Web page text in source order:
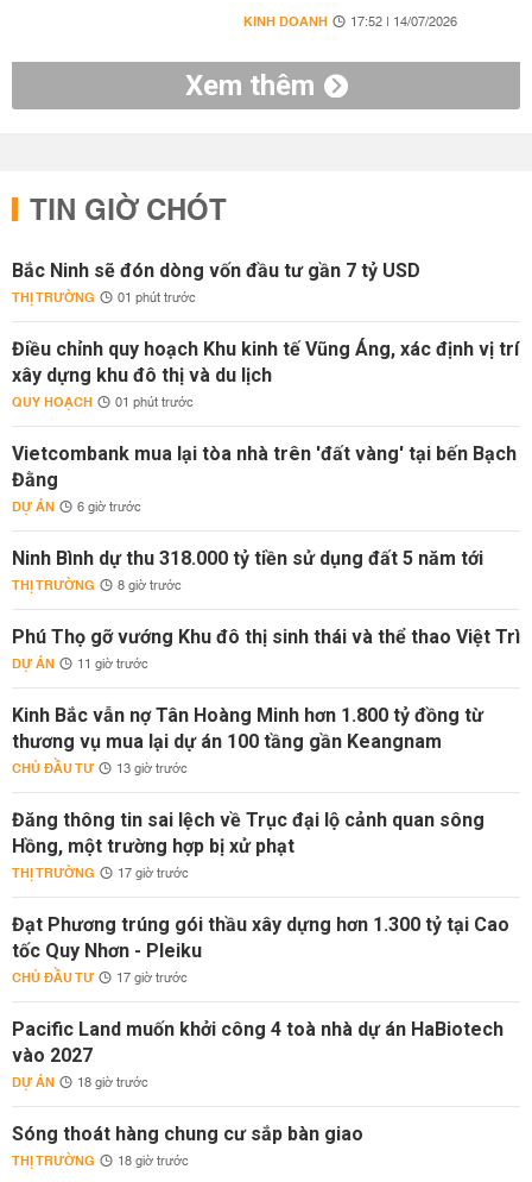
KINH DOANH 17:52 | 14/07/2026
Xem thêm
TIN GIỜ CHÓT
Bắc Ninh sẽ đón dòng vốn đầu tư gần 7 tỷ USD
THỊ TRƯỜNG 01 phút trước
Điều chỉnh quy hoạch Khu kinh tế Vũng Áng, xác định vị trí
xây dựng khu đô thị và du lịch
QUY HOẠCH 01 phút trước
Vietcombank mua lại tòa nhà trên 'đất vàng' tại bến Bạch
Đằng
DỰ ÁN 6 giờ trước
Ninh Bình dự thu 318.000 tỷ tiền sử dụng đất 5 năm tới
THỊ TRƯỜNG 8 giờ trước
Phú Thọ gỡ vướng Khu đô thị sinh thái và thể thao Việt Trì
DỰ ÁN 11 giờ trước
Kinh Bắc vẫn nợ Tân Hoàng Minh hơn 1.800 tỷ đồng từ
thương vụ mua lại dự án 100 tầng gần Keangnam
CHỦ ĐẦU TƯ 13 giờ trước
Đăng thông tin sai lệch về Trục đại lộ cảnh quan sông
Hồng, một trường hợp bị xử phạt
THỊ TRƯỜNG 17 giờ trước
Đạt Phương trúng gói thầu xây dựng hơn 1.300 tỷ tại Cao
tốc Quy Nhơn - Pleiku
CHỦ ĐẦU TƯ 17 giờ trước
Pacific Land muốn khởi công 4 toà nhà dự án HaBiotech
vào 2027
DỰ ÁN 18 giờ trước
Sóng thoát hàng chung cư sắp bàn giao
THỊ TRƯỜNG 18 giờ trước